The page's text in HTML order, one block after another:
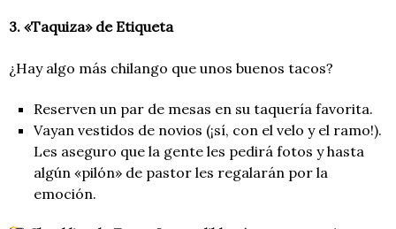
3. «Taquiza» de Etiqueta
¿Hay algo más chilango que unos buenos tacos?
Reserven un par de mesas en su taquería favorita.
Vayan vestidos de novios (¡sí, con el velo y el ramo!).
Les aseguro que la gente les pedirá fotos y hasta
algún «pilón» de pastor les regalarán por la
emoción.